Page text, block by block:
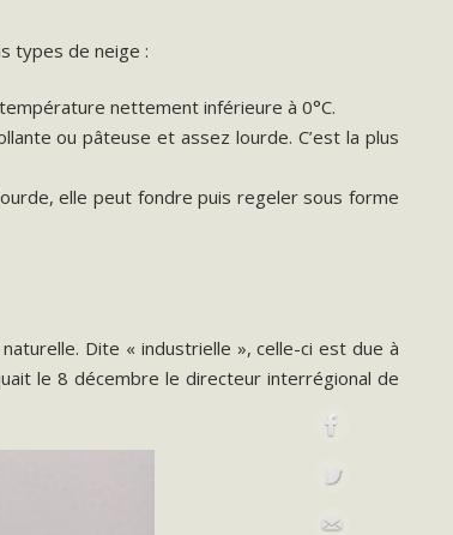
types de neige :
nettement inférieure à 0°C.
ou pâteuse et assez lourde. C’est la plus
elle peut fondre puis regeler sous forme
Dite « industrielle », celle-ci est due à
le 8 décembre le directeur interrégional de